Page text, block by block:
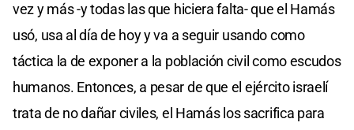
vez y más -y todas las que hiciera falta- que el Hamás
usó, usa al día de hoy y va a seguir usando como
táctica la de exponer a la población civil como escudos
humanos. Entonces, a pesar de que el ejército israelí
trata de no dañar civiles, el Hamás los sacrifica para